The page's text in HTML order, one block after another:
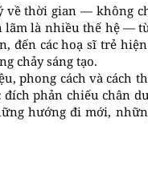
về thời gian — không
lãm là nhiều thế hệ —
đến các hoạ sĩ trẻ
chảy sáng tạo.
phong cách và cách
phản chiếu chân
hướng đi mới,